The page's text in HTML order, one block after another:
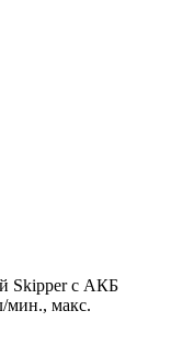
Skipper с АКБ
мин., макс.